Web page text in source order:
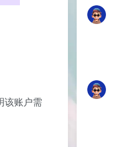
该账户需